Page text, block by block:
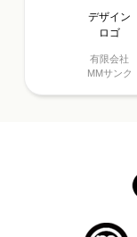
デザイン
ロゴ
有限会社
MMサンク